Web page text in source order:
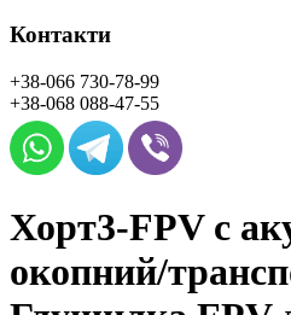
Контакти
+38-066 730-78-99
+38-068 088-47-55
Хорт3-FPV c
окопний/